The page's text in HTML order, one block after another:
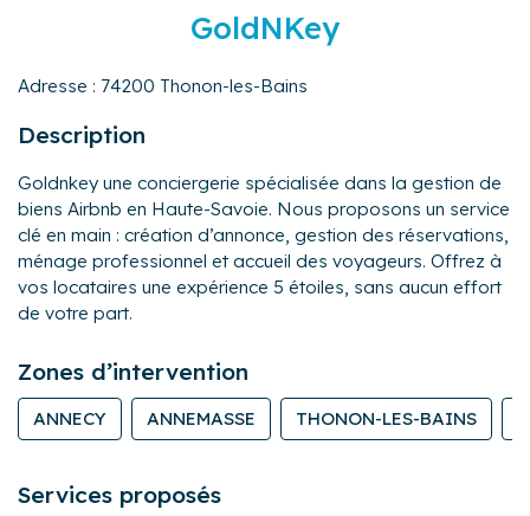
GoldNKey
Adresse : 74200 Thonon-les-Bains
Description
Goldnkey une conciergerie spécialisée dans la gestion de
biens Airbnb en Haute-Savoie. Nous proposons un service
clé en main : création d’annonce, gestion des réservations,
ménage professionnel et accueil des voyageurs. Offrez à
vos locataires une expérience 5 étoiles, sans aucun effort
de votre part.
Zones d’intervention
ANNECY ANNEMASSE THONON-LES-BAINS
Services proposés